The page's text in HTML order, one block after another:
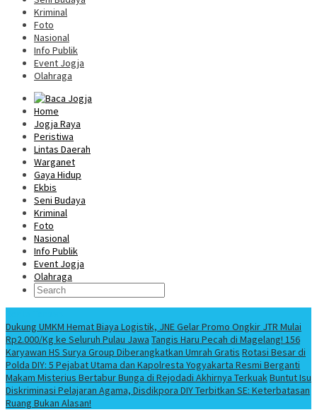
Kriminal
Foto
Nasional
Info Publik
Event Jogja
Olahraga
Home
Jogja Raya
Peristiwa
Lintas Daerah
Warganet
Gaya Hidup
Ekbis
Seni Budaya
Kriminal
Foto
Nasional
Info Publik
Event Jogja
Olahraga
Dukung UMKM Hemat Biaya Logistik, JNE Gelar Promo Ongkir JTR Mulai
Rp2.000/Kg ke Seluruh Pulau Jawa Tangis Haru Pecah di Magelang! 156
Karyawan HS Surya Group Diberangkatkan Umrah Gratis Rotasi Besar di
Polda DIY: 5 Pejabat Utama dan Kapolresta Yogyakarta Resmi Berganti
Makam Misterius Bertabur Bunga di Rejodadi Akhirnya TerkuakBuntut Isu
Diskriminasi Pelajaran Agama, Disdikpora DIY Terbitkan SE: Keterbatasan
Ruang Bukan Alasan!